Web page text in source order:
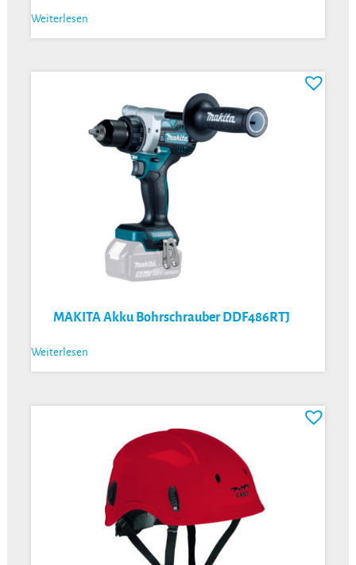
Weiterlesen
MAKITA Akku Bohrschrauber DDF486RTJ
Weiterlesen